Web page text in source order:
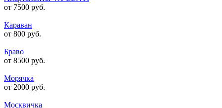
от 7500 руб.
Караван
от 800 руб.
Браво
от 8500 руб.
Морячка
от 2000 руб.
Москвичка